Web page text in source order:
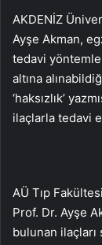
AKDENİZ
Ayşe Akman,
tedavi
altına
‘haksızlık’
ilaçlarla tedavi
AÜ Tıp
Prof. Dr. Ayşe
bulunan ilaçları